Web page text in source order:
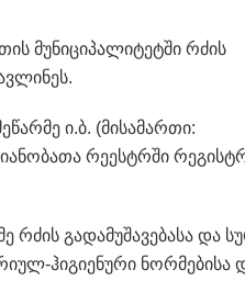
მუნიციპალიტეტში რძის
ი.ბ. (მისამართი:
რეესტრში
გადამუშავებასა და
ჰიგიენური ნორმებისა